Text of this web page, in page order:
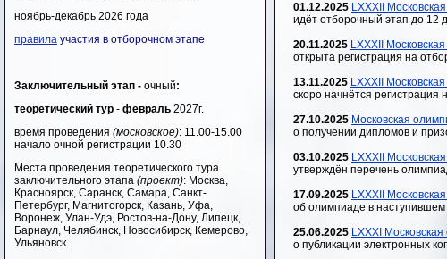
ноябрь-декабрь 2026 года
правила участия в отборочном этапе
Заключительный этап - очный:
теоретический тур - февраль 2027г.
время проведения (московское): 11.00-15.00
начало очной регистрации 10.30
Места проведения теоретического тура
заключительного этапа (проект): Москва,
Красноярск, Саранск, Самара, Санкт-
Петербург, Магнитогорск, Казань, Уфа,
Воронеж, Улан-Удэ, Ростов-на-Дону, Липецк,
Барнаул, Челябинск, Новосибирск, Кемерово,
Ульяновск.
01.12.2025 LXXXII
идёт отборочный этап до 12
20.11.2025 LXXXII
открыта регистрация на
13.11.2025 LXXXII
скоро начнётся регистрация
27.10.2025 Московская
о получении дипломов и
03.10.2025 LXXXII
утверждён перечень
17.09.2025 LXXXII
об олимпиаде в наступившем
25.06.2025 LXXXI
о публикации электронных